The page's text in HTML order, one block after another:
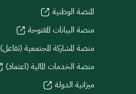
المنصة الوطنية
منصة البيانات المفتوحة
منصة المشاركة المجتمعية (تفاعل)
منصة الخدمات المالية (اعتماد)
ميزانية الدولة